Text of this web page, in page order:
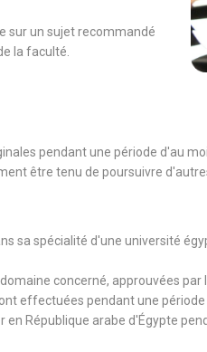
sur un sujet recommandé
la faculté.
pendant une période d'au
être tenu de poursuivre
sa spécialité d'une université
concerné, approuvées
effectuées pendant une période
République arabe d'Égypte